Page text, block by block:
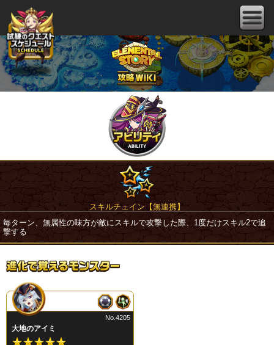
スキルチェイン【無連携】
毎ターン、無属性の味方が敵にスキルで攻撃した際、1度だけスキル2で追
撃する
大地のアイミ
No.4205